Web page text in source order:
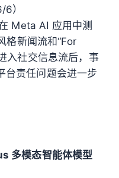
6）
Meta AI 应用中测
新闻流和“For
入社交信息流后，事
台责任问题会进一步
多模态智能体模型